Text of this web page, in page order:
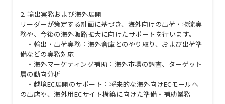
2. 輸出実務および海外展開
リーダーが策定する計画に基づき、海外向けの出荷・物流実
務や、今後の海外販路拡大に向けたサポートを行います。
・輸出・出荷実務：海外倉庫とのやり取り、および出荷準
備などの実務対応
・海外マーケティング補助：海外市場の調査、ターゲット
層の動向分析
・越境EC展開のサポート：将来的な海外向けECモールへ
の出店や、海外用ECサイト構築に向けた準備・補助業務